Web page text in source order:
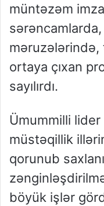
müntəzəm
sərəncamlarda,
məruzələrində,
ortaya çıxan
sayılırdı.
Ümummilli
müstəqillik
qorunub
böyük işlər